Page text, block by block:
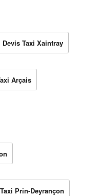
Devis Taxi Xaintray
Arçais
Prin-Deyrançon